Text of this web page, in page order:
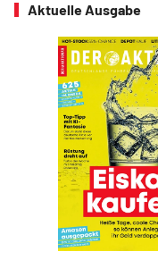
Aktuelle Ausgabe